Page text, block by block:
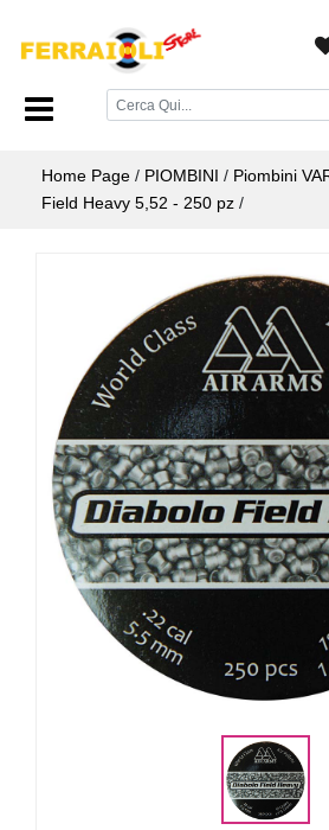
Home Page / PIOMBINI / Piombini
Field Heavy 5,52 - 250 pz /